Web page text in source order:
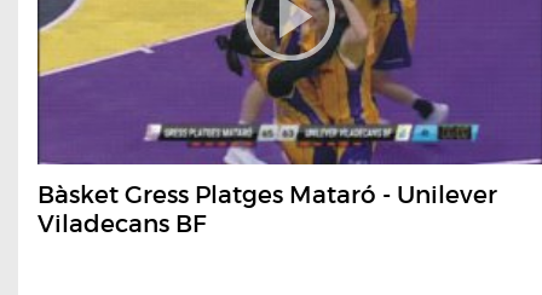
Bàsket Gress Platges Mataró - Unilever
Viladecans BF